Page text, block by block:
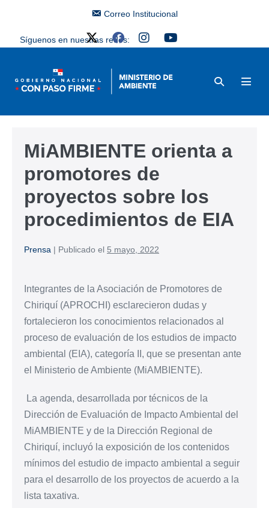
Correo Institucional
Síguenos en nuestras redes:
MiAMBIENTE orienta a
promotores de
proyectos sobre los
procedimientos de EIA
Prensa | Publicado el 5 mayo, 2022
Integrantes de la Asociación de Promotores de
Chiriquí (APROCHI) esclarecieron dudas y
fortalecieron los conocimientos relacionados al
proceso de evaluación de los estudios de impacto
ambiental (EIA), categoría II, que se presentan ante
el Ministerio de Ambiente (MiAMBIENTE).
La agenda, desarrollada por técnicos de la
Dirección de Evaluación de Impacto Ambiental del
MiAMBIENTE y de la Dirección Regional de
Chiriquí, incluyó la exposición de los contenidos
mínimos del estudio de impacto ambiental a seguir
para el desarrollo de los proyectos de acuerdo a la
lista taxativa.